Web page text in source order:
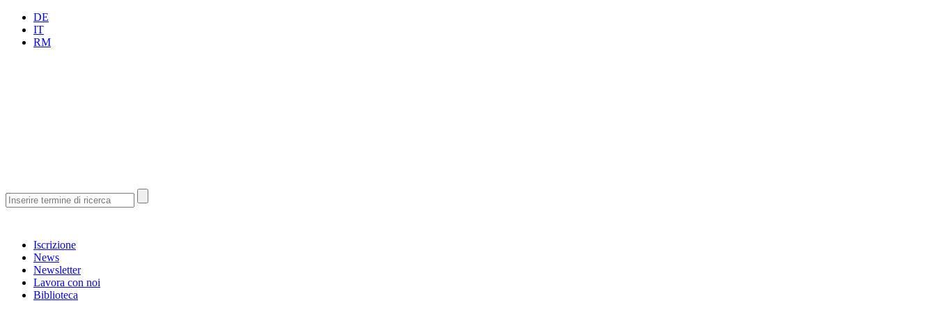
DE
IT
RM
Iscrizione
News
Newsletter
Lavora con noi
Biblioteca